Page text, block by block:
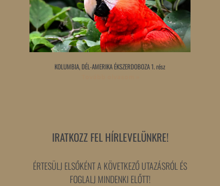
KOLUMBIA, DÉL-AMERIKA ÉKSZERDOBOZA 1. rész
IRATKOZZ FEL HÍRLEVELÜNKRE!
ÉRTESÜLJ ELSŐKÉNT A KÖVETKEZŐ UTAZÁSRÓL ÉS
FOGLALJ MINDENKI ELŐTT!